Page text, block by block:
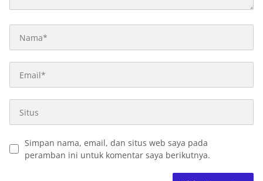
Simpan nama, email, dan situs web saya pada
peramban ini untuk komentar saya berikutnya.